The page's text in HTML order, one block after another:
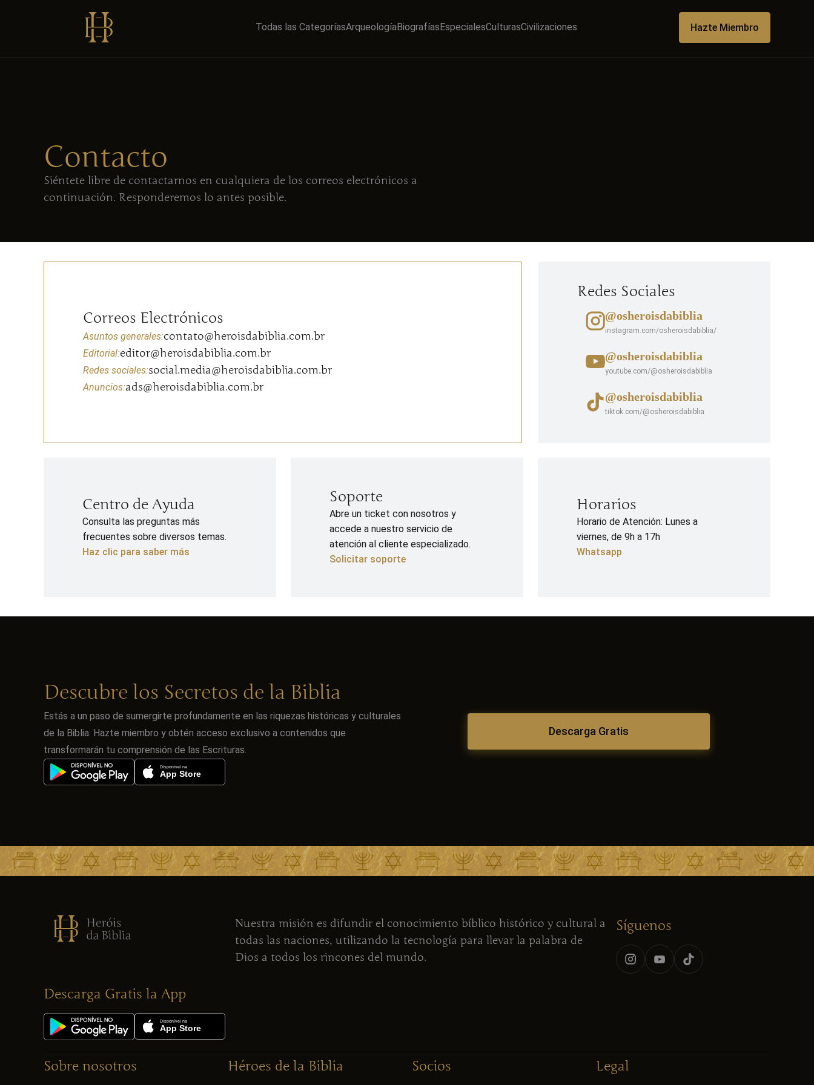
Todas las CategoríasArqueologíaBiografíasEspecialesCulturasCivilizaciones Hazte Miembro
Contacto
Siéntete libre de contactarnos en cualquiera de los correos electrónicos a
continuación. Responderemos lo antes posible.
Correos Electrónicos
Asuntos generales:contato@heroisdabiblia.com.br
Editorial:editor@heroisdabiblia.com.br
Redes sociales:social.media@heroisdabiblia.com.br
Anuncios:ads@heroisdabiblia.com.br
Redes Sociales
@osheroisdabiblia
instagram.com/osheroisdabiblia/
@osheroisdabiblia
youtube.com/@osheroisdabiblia
@osheroisdabiblia
tiktok.com/@osheroisdabiblia
Centro de Ayuda
Consulta las preguntas más
frecuentes sobre diversos temas.
Haz clic para saber más
Soporte
Abre un ticket con nosotros y
accede a nuestro servicio de
atención al cliente especializado.
Solicitar soporte
Horarios
Horario de Atención: Lunes a
viernes, de 9h a 17h
Whatsapp
Descubre los Secretos de la Biblia
Estás a un paso de sumergirte profundamente en las riquezas históricas y culturales
de la Biblia. Hazte miembro y obtén acceso exclusivo a contenidos que
transformarán tu comprensión de las Escrituras.
Descarga Gratis
Nuestra misión es difundir el conocimiento bíblico histórico y cultural a
todas las naciones, utilizando la tecnología para llevar la palabra de
Dios a todos los rincones del mundo.
Síguenos
Descarga Gratis la App
Sobre nosotros Héroes de la Biblia Socios Legal